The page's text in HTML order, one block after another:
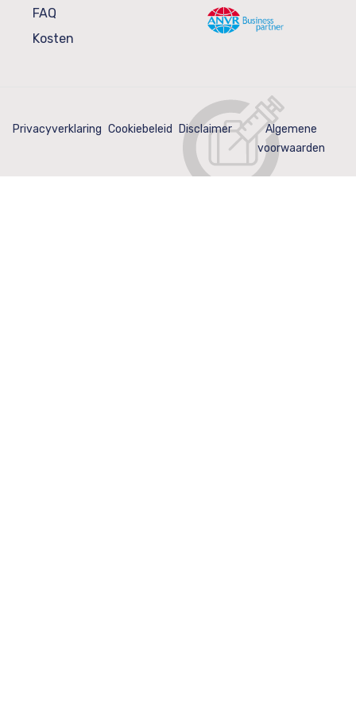
FAQ
Kosten
Privacyverklaring Cookiebeleid Disclaimer
Algemene
voorwaarden